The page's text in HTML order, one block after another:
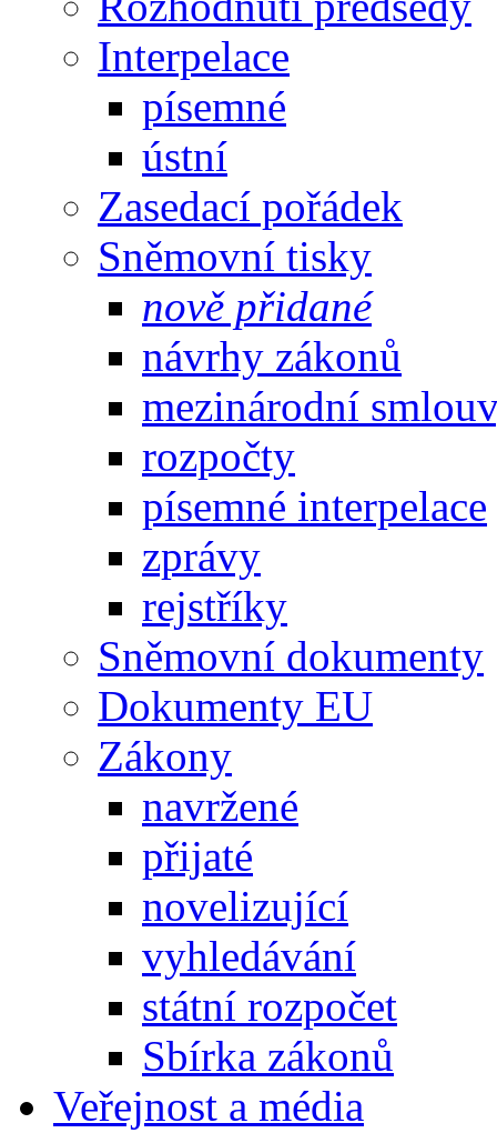
Interpelace
písemné
ústní
Zasedací pořádek
Sněmovní tisky
nově přidané
návrhy zákonů
mezinárodní
rozpočty
písemné interpelace
zprávy
rejstříky
Sněmovní dokumenty
Dokumenty EU
Zákony
navržené
přijaté
novelizující
vyhledávání
státní rozpočet
Sbírka zákonů
Veřejnost a média